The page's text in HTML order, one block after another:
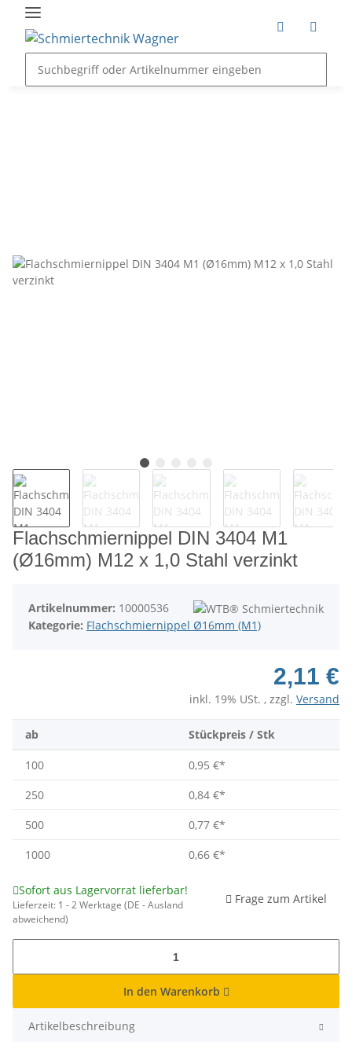
Flachschmiernippel DIN 3404 M1
(Ø16mm) M12 x 1,0 Stahl verzinkt
Artikelnummer: 10000536
Kategorie: Flachschmiernippel Ø16mm (M1)
2,11 €
inkl. 19% USt. , zzgl. Versand
ab Stückpreis / Stk
100 0,95 €*
250
0,84 €*
500
0,77 €*
1000
0,66 €*
Sofort aus Lagervorrat lieferbar!
Lieferzeit: 1 - 2 Werktage (DE - Ausland
abweichend)
Frage zum Artikel
In den Warenkorb
Artikelbeschreibung